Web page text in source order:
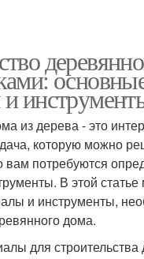
из дерева - это
которую можно
вам потребуются
В этой
и инструменты,
дома.
для строительства